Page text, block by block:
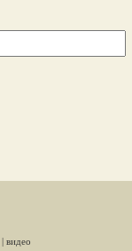
| видео